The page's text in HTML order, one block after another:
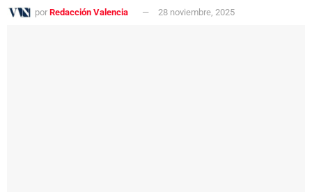
por Redacción Valencia 28 noviembre, 2025